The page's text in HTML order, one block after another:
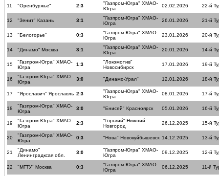
11 "Оренбуржье" 2:3
"Газпром-Югра" ХМАО-
Югра
02.02.2026 22-й
12 "Зенит" Казань 3:1
"Газпром-Югра" ХМАО-
Югра
26.01.2026 21-й
13 "Белогорье" 0:3
"Газпром-Югра" ХМАО-
Югра
23.01.2026 20-й
14 "Динамо" Москва 3:1
"Газпром-Югра" ХМАО-
Югра
20.01.2026 14-й
15
"Газпром-Югра" ХМАО-
Югра
1:3
"Локомотив"
Новосибирск
17.01.2026 19-й
16
"Газпром-Югра" ХМАО-
Югра
3:0 "Динамо-Урал" 12.01.2026 18-й
17 "Ярославич" Ярославль 2:3
"Газпром-Югра" ХМАО-
Югра
08.01.2026 17-й
18
"Газпром-Югра" ХМАО-
Югра
3:0 "Енисей" Красноярск 05.01.2026 16-й
19
"Газпром-Югра" ХМАО-
Югра
2:3
"Горький" Нижний
Новгород
26.12.2025 15-й
20
"Газпром-Югра" ХМАО-
Югра
0:3 "Нова" Новокуйбышевск 14.12.2025 13-й
21
"Динамо"
Ленинградксая обл.
3:0
"Газпром-Югра" ХМАО-
Югра
09.12.2025 12-й
22 "МГТУ" Москва 0:3
"Газпром-Югра" ХМАО-
Югра
06.12.2025 11-й